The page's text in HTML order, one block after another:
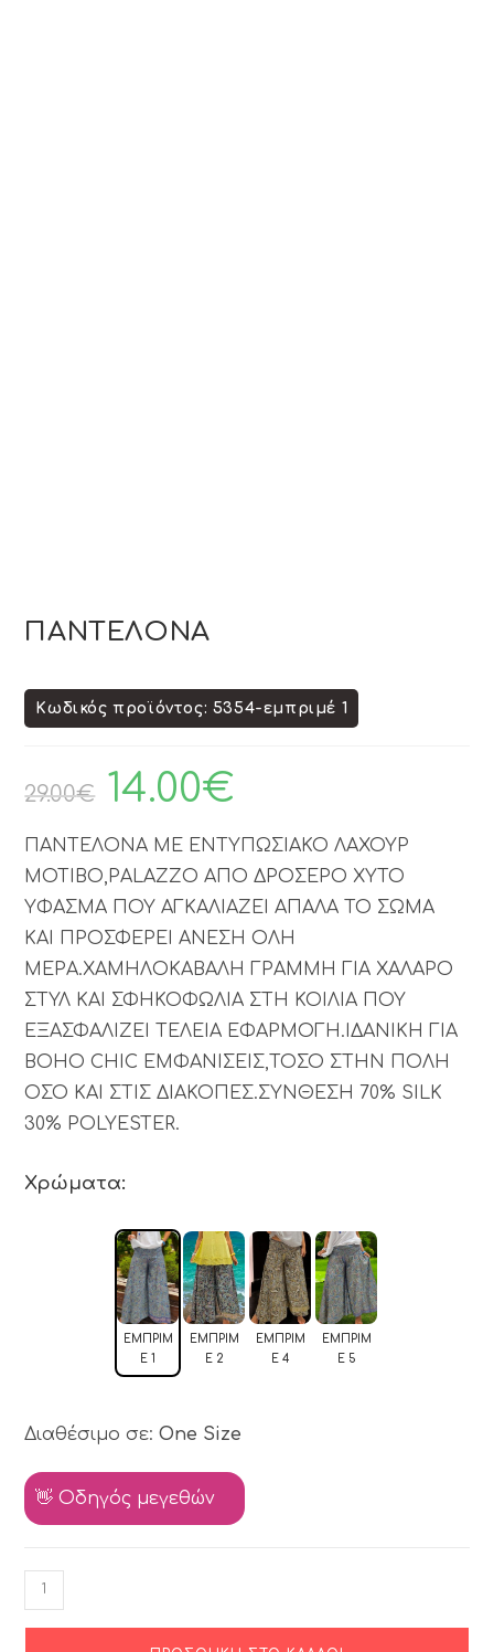
ΠΑΝΤΕΛΟΝΑ
Κωδικός προϊόντος: 5354-εμπριμέ 1
29.00€ 14.00€
ΠΑΝΤΕΛΟΝΑ ΜΕ ΕΝΤΥΠΩΣΙΑΚΟ ΛΑΧΟΥΡ
ΜΟΤΙΒΟ,PALAZZO ΑΠΟ ΔΡΟΣΕΡΟ ΧΥΤΟ
ΥΦΑΣΜΑ ΠΟΥ ΑΓΚΑΛΙΑΖΕΙ ΑΠΑΛΑ ΤΟ ΣΩΜΑ
ΚΑΙ ΠΡΟΣΦΕΡΕΙ ΑΝΕΣΗ ΟΛΗ
ΜΕΡΑ.ΧΑΜΗΛΟΚΑΒΑΛΗ ΓΡΑΜΜΗ ΓΙΑ ΧΑΛΑΡΟ
ΣΤΥΛ ΚΑΙ ΣΦΗΚΟΦΩΛΙΑ ΣΤΗ ΚΟΙΛΙΑ ΠΟΥ
ΕΞΑΣΦΑΛΙΖΕΙ ΤΕΛΕΙΑ ΕΦΑΡΜΟΓΗ.ΙΔΑΝΙΚΗ ΓΙΑ
BOHO CHIC ΕΜΦΑΝΙΣΕΙΣ,ΤΟΣΟ ΣΤΗΝ ΠΟΛΗ
ΟΣΟ ΚΑΙ ΣΤΙΣ ΔΙΑΚΟΠΕΣ.ΣΥΝΘΕΣΗ 70% SILK
30% POLYESTER.
Χρώματα:
ΕΜΠΡΙΜ
Έ 1
ΕΜΠΡΙΜ
Έ 2
ΕΜΠΡΙΜ
Έ 4
ΕΜΠΡΙΜ
Έ 5
Διαθέσιμο σε:One Size
👋 Οδηγός μεγεθών